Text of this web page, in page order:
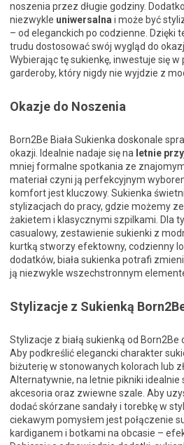
noszenia przez długie godziny.
niezwykle uniwersalna i może być
– od eleganckich po codzienne. Dzięki
trudu dostosować swój wygląd do
Wybierając tę sukienkę, inwestuje się
garderoby, który nigdy nie wyjdzie z
Okazje do Noszenia
Born2Be Biała Sukienka doskonale
okazji. Idealnie nadaje się na letnie
mniej formalne spotkania ze
materiał czyni ją perfekcyjnym
komfort jest kluczowy. Sukienka
stylizacjach do pracy, gdzie możemy
żakietem i klasycznymi szpilkami. Dla
casualowy, zestawienie sukienki z
kurtką stworzy efektowny, codzienny
dodatków, biała sukienka potrafi
ją niezwykle wszechstronnym
Stylizacje z Sukienką
Stylizacje z białą sukienką od
Aby podkreślić elegancki charakter
biżuterię w stonowanych kolorach lub
Alternatywnie, na letnie pikniki idealnie
akcesoria oraz zwiewne szale. Aby
dodać skórzane sandały i torebkę w
ciekawym pomysłem jest połączenie
kardiganem i botkami na obcasie –